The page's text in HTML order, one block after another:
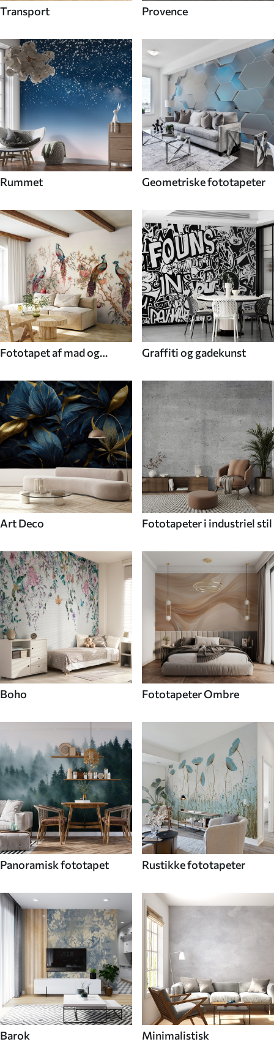
Transport Provence
Rummet Geometriske fototapeter
Fototapet af mad og
Graffiti og gadekunst
Art Deco Fototapeter i industriel stil
Boho Fototapeter Ombre
Panoramisk fototapet Rustikke fototapeter
Barok Minimalistisk